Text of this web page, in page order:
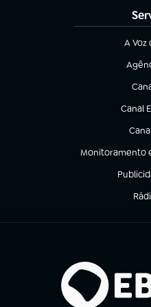
A Voz
(abre
(abre
Canal
(abre
(abre
Monitoramento
(abre em nova
(abre